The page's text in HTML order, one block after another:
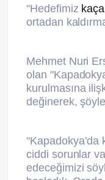
"Hedefimiz
ortadan
Mehmet Nuri
olan
kurulmasına
değinerek,
"Kapadokya’da
ciddi sorunlar
edeceğimizi